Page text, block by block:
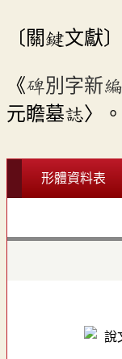
〔關鍵文獻〕
《碑別字新編
元瞻墓誌〉。
形體資料表